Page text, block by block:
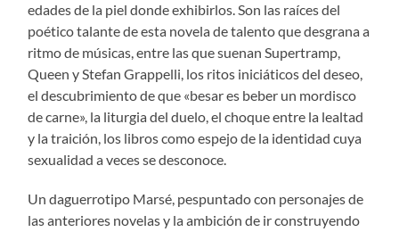
edades de la piel donde exhibirlos. Son las raíces del
poético talante de esta novela de talento que desgrana a
ritmo de músicas, entre las que suenan Supertramp,
Queen y Stefan Grappelli, los ritos iniciáticos del deseo,
el descubrimiento de que «besar es beber un mordisco
de carne», la liturgia del duelo, el choque entre la lealtad
y la traición, los libros como espejo de la identidad cuya
sexualidad a veces se desconoce.
Un daguerrotipo Marsé, pespuntado con personajes de
las anteriores novelas y la ambición de ir construyendo